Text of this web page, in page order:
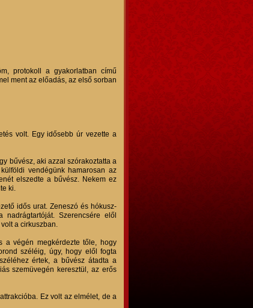
protokoll a gyakorlatban című
ment az előadás, az első sorban
volt. Egy idősebb úr vezette a
bűvész, aki azzal szórakoztatta a
vendégünk hamarosan az
elszedte a bűvész. Nekem ez
ki.
idős urat. Zeneszó és hókusz-
Szerencsére elől
a cirkuszban.
a végén megkérdezte tőle, hogy
széléig, úgy, hogy elől fogta
értek, a bűvész átadta a
szemüvegén keresztül, az erős
Ez volt az elmélet, de a